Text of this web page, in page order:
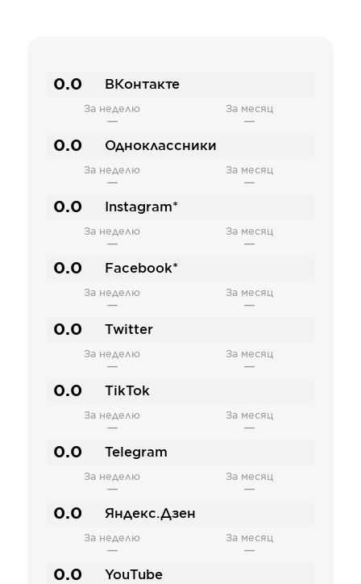
0.0 ВКонтакте
За неделю
—
За месяц
—
0.0 Одноклассники
За неделю
—
За месяц
—
0.0 Instagram*
За неделю
—
За месяц
—
0.0 Facebook*
За неделю
—
За месяц
—
0.0 Twitter
За неделю
—
За месяц
—
0.0 TikTok
За неделю
—
За месяц
—
0.0 Telegram
За неделю
—
За месяц
—
0.0 Яндекс.Дзен
За неделю
—
За месяц
—
0.0 YouTube